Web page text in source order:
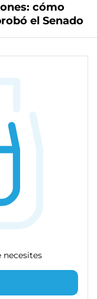
cómo
el Senado
necesites